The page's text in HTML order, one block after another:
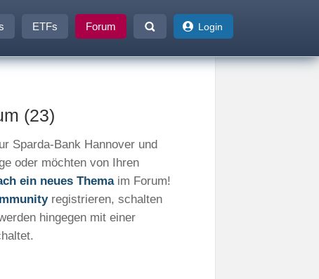
ETFs Forum Login
(23)
Sparda-Bank Hannover und
oder möchten von Ihren
ein neues Themaim Forum!
registrieren, schalten
hingegen mit einer